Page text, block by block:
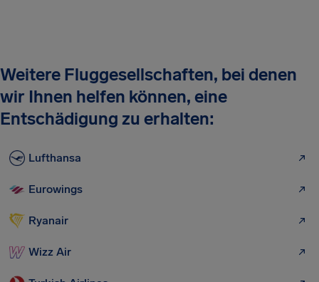
Weitere Fluggesellschaften, bei denen
wir Ihnen helfen können, eine
Entschädigung zu erhalten:
Lufthansa
Eurowings
Ryanair
Wizz Air